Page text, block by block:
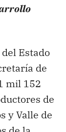
Estado
de
mil 152
de
y Valle de